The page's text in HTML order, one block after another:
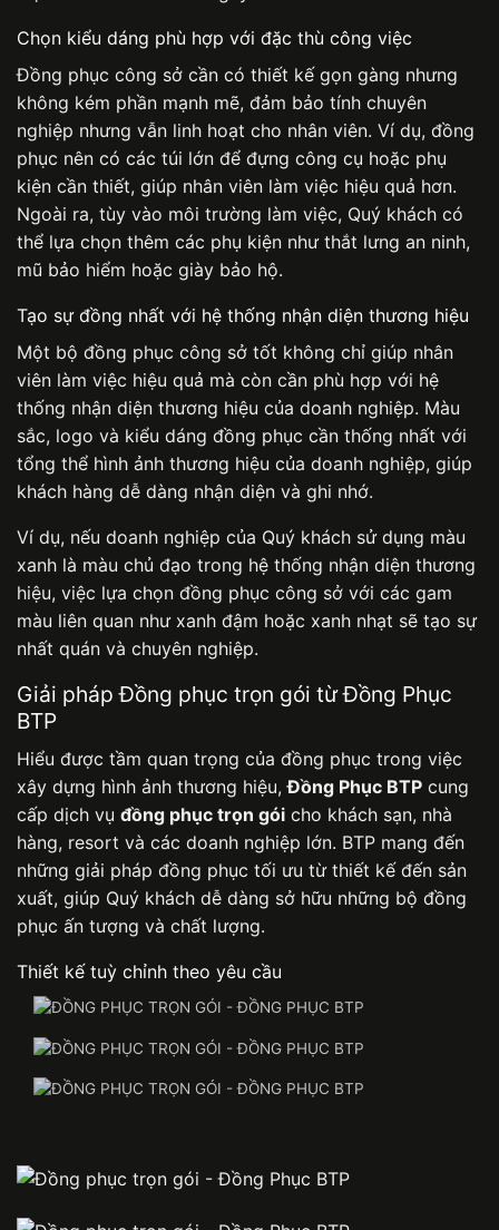
Chọn kiểu dáng phù hợp với đặc thù công việc
Đồng phục công sở cần có thiết kế gọn gàng nhưng
không kém phần mạnh mẽ, đảm bảo tính chuyên
nghiệp nhưng vẫn linh hoạt cho nhân viên. Ví dụ, đồng
phục nên có các túi lớn để đựng công cụ hoặc phụ
kiện cần thiết, giúp nhân viên làm việc hiệu quả hơn.
Ngoài ra, tùy vào môi trường làm việc, Quý khách có
thể lựa chọn thêm các phụ kiện như thắt lưng an ninh,
mũ bảo hiểm hoặc giày bảo hộ.
Tạo sự đồng nhất với hệ thống nhận diện thương hiệu
Một bộ đồng phục công sở tốt không chỉ giúp nhân
viên làm việc hiệu quả mà còn cần phù hợp với hệ
thống nhận diện thương hiệu của doanh nghiệp. Màu
sắc, logo và kiểu dáng đồng phục cần thống nhất với
tổng thể hình ảnh thương hiệu của doanh nghiệp, giúp
khách hàng dễ dàng nhận diện và ghi nhớ.
Ví dụ, nếu doanh nghiệp của Quý khách sử dụng màu
xanh là màu chủ đạo trong hệ thống nhận diện thương
hiệu, việc lựa chọn đồng phục công sở với các gam
màu liên quan như xanh đậm hoặc xanh nhạt sẽ tạo sự
nhất quán và chuyên nghiệp.
Giải pháp Đồng phục trọn gói từ Đồng Phục
BTP
Hiểu được tầm quan trọng của đồng phục trong việc
xây dựng hình ảnh thương hiệu, Đồng Phục BTP cung
cấp dịch vụ đồng phục trọn gói cho khách sạn, nhà
hàng, resort và các doanh nghiệp lớn. BTP mang đến
những giải pháp đồng phục tối ưu từ thiết kế đến sản
xuất, giúp Quý khách dễ dàng sở hữu những bộ đồng
phục ấn tượng và chất lượng.
Thiết kế tuỳ chỉnh theo yêu cầu